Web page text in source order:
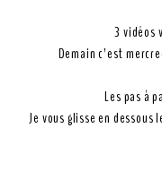
3 vidéos
Demain c’est
Les pas à
Je vous glisse en